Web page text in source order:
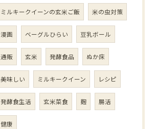
ミルキークイーンの玄米ご飯 米の虫対策
漫画 ベーグルひらい 豆乳ボール
通販 玄米 発酵食品 ぬか床
美味しい ミルキークイーン レシピ
発酵食生活 玄米菜食 麹 腸活
健康